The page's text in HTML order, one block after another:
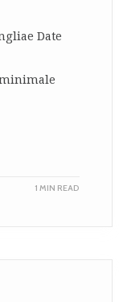
Date
1 MIN READ